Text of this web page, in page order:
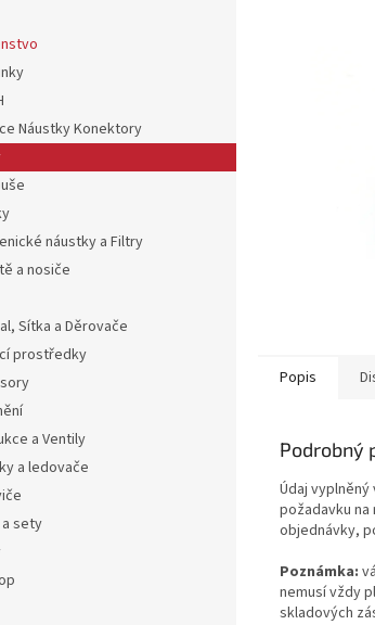
Náustky Konektory
náustky a Filtry
a nosiče
Sítka a Děrovače
prostředky
a Ventily
a ledovače
sety
Popis
Podrobný
Údaj
požadavku
objednávky,
Poznámka:
nemusí vždy
skladových